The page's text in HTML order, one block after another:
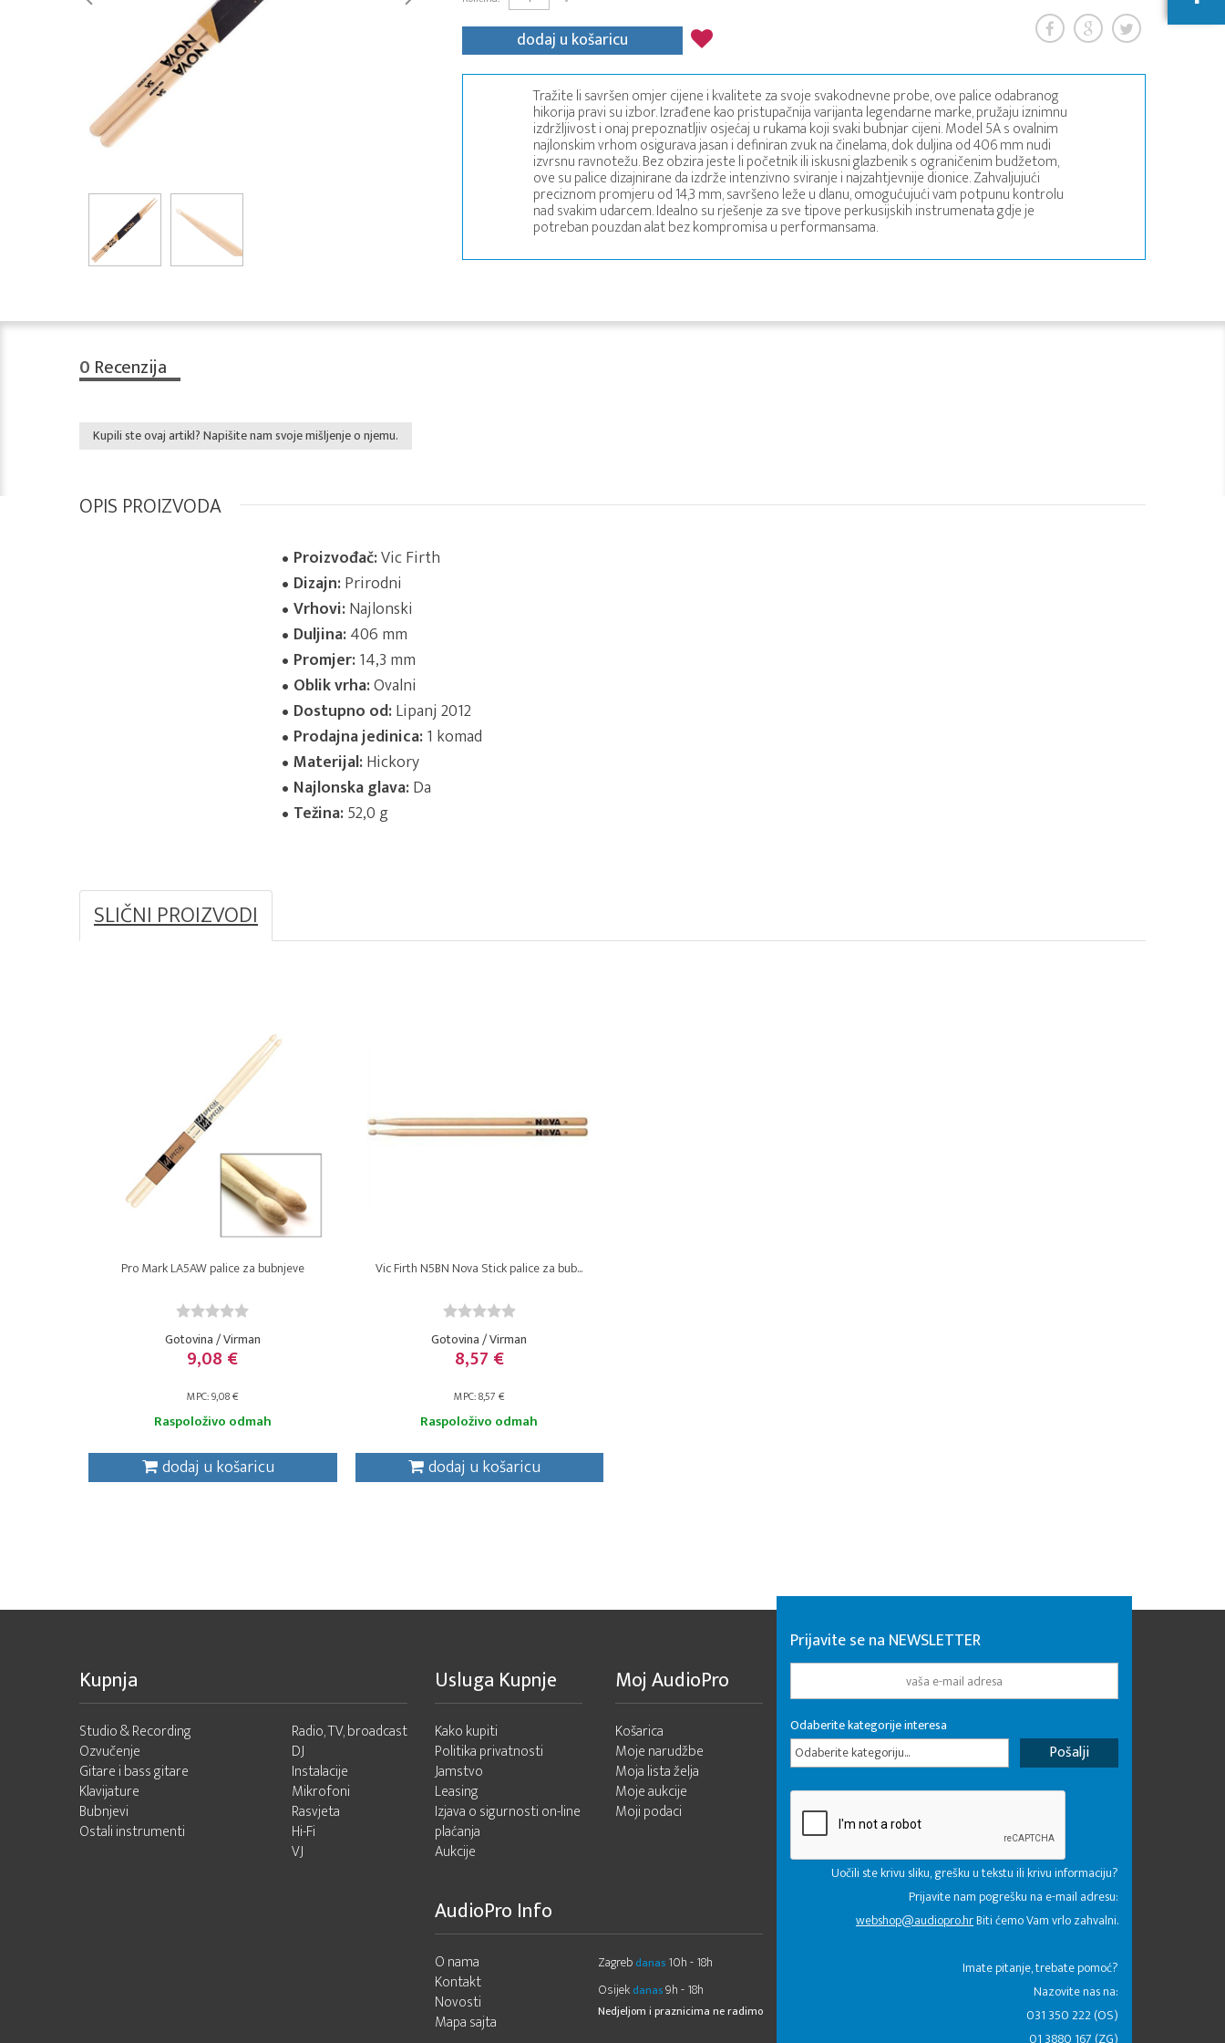
dodaj u košaricu
Tražite li savršen omjer cijene i kvalitete za svoje svakodnevne probe, ove palice odabranog
hikorija pravi su izbor. Izrađene kao pristupačnija varijanta legendarne marke, pružaju iznimnu
izdržljivost i onaj prepoznatljiv osjećaj u rukama koji svaki bubnjar cijeni. Model 5A s ovalnim
najlonskim vrhom osigurava jasan i definiran zvuk na činelama, dok duljina od 406 mm nudi
izvrsnu ravnotežu. Bez obzira jeste li početnik ili iskusni glazbenik s ograničenim budžetom,
ove su palice dizajnirane da izdrže intenzivno sviranje i najzahtjevnije dionice. Zahvaljujući
preciznom promjeru od 14,3 mm, savršeno leže u dlanu, omogućujući vam potpunu kontrolu
nad svakim udarcem. Idealno su rješenje za sve tipove perkusijskih instrumenata gdje je
potreban pouzdan alat bez kompromisa u performansama.
0 Recenzija
Kupili ste ovaj artikl? Napišite nam svoje mišljenje o njemu.
OPIS PROIZVODA
Proizvođač:Vic Firth
Dizajn:Prirodni
Vrhovi:Najlonski
Duljina:406 mm
Promjer:14,3 mm
Oblik vrha:Ovalni
Dostupno od:Lipanj 2012
Prodajna jedinica:1 komad
Materijal:Hickory
Najlonska glava:Da
Težina:52,0 g
SLIČNI PROIZVODI
Pro Mark LA5AW palice za bubnjeve
Gotovina / Virman
9,08 €
MPC: 9,08 €
Raspoloživo odmah
dodaj u košaricu
Vic Firth N5BN Nova Stick palice za bub...
Gotovina / Virman
8,57 €
MPC: 8,57 €
Raspoloživo odmah
dodaj u košaricu
Kupnja
Studio & Recording
Ozvučenje
Gitare i bass gitare
Klavijature
Bubnjevi
Ostali instrumenti
Radio, TV, broadcast
DJ
Instalacije
Mikrofoni
Rasvjeta
Hi-Fi
VJ
Usluga Kupnje
Kako kupiti
Politika privatnosti
Jamstvo
Leasing
Izjava o sigurnosti on-line
plaćanja
Aukcije
Moj AudioPro
Košarica
Moje narudžbe
Moja lista želja
Moje aukcije
Moji podaci
AudioPro Info
O nama
Kontakt
Novosti
Mapa sajta
Zagreb danas 10h - 18h
Osijek danas9h - 18h
Nedjeljom i praznicima ne radimo
Prijavite se na NEWSLETTER
Odaberite kategorije interesa
Odaberite kategoriju...
Uočili ste krivu sliku, grešku u tekstu ili krivu informaciju?
Prijavite nam pogrešku na e-mail adresu:
webshop@audiopro.hrBiti ćemo Vam vrlo zahvalni.
​Imate pitanje, trebate pomoć?
Nazovite nas na:
031 350 222 (OS)